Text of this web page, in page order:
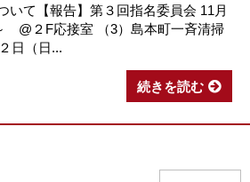
いて【報告】第３回指名委員会 11月
@２F応接室 （3）島本町一斉清掃
日（日...
続きを読む